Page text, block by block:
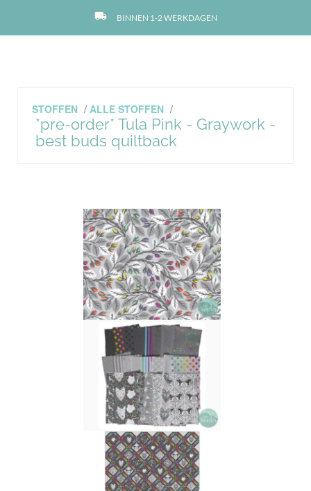
local_shipping BINNEN 1-2 WERKDAGEN
STOFFEN / ALLE STOFFEN /
*pre-order* Tula Pink - Graywork -
best buds quiltback